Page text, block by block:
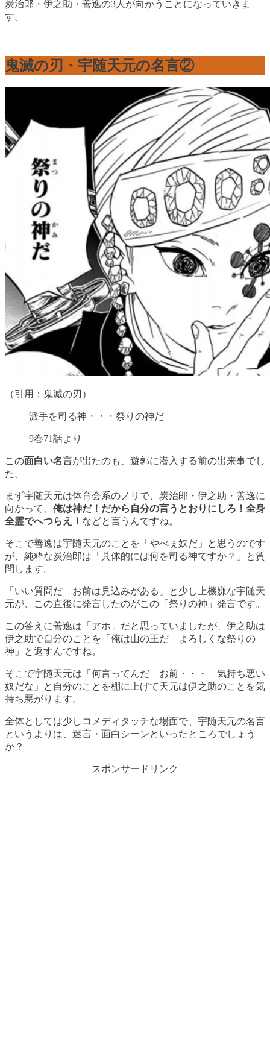
炭治郎・伊之助・善逸の3人が向かうことになっていきま
す。
鬼滅の刃・宇随天元の名言②
（引用：鬼滅の刃）
派手を司る神・・・祭りの神だ
9巻71話より
この面白い名言が出たのも、遊郭に潜入する前の出来事でし
た。
まず宇随天元は体育会系のノリで、炭治郎・伊之助・善逸に
向かって、 俺は神だ！だから自分の言うとおりにしろ！全身
全霊でへつらえ！ などと言うんですね。
そこで善逸は宇随天元のことを「やべぇ奴だ」と思うのです
が、純粋な炭治郎は「具体的には何を司る神ですか？」と質
問します。
「いい質問だ お前は見込みがある」と少し上機嫌な宇随天
元が、この直後に発言したのがこの「祭りの神」発言です。
この答えに善逸は「アホ」だと思っていましたが、伊之助は
伊之助で自分のことを「俺は山の王だ よろしくな祭りの
神」と返すんですね。
そこで宇随天元は「何言ってんだ お前・・・ 気持ち悪い
奴だな」と自分のことを棚に上げて天元は伊之助のことを気
持ち悪がります。
全体としては少しコメディタッチな場面で、宇随天元の名言
というよりは、迷言・面白シーンといったところでしょう
か？
スポンサードリンク